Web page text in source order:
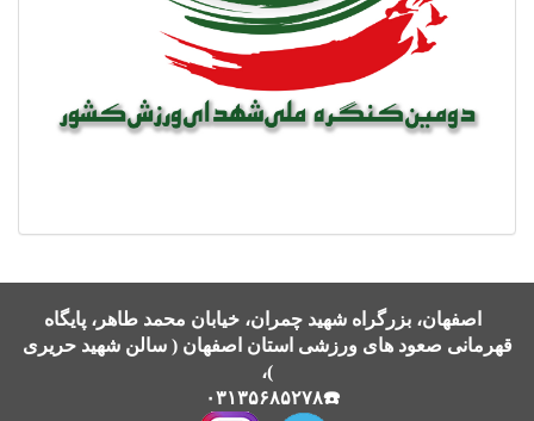
اصفهان، بزرگراه شهید چمران، خیابان محمد طاهر، پایگاه
قهرمانی صعود های ورزشی استان اصفهان ( سالن شهید حریری
)،
☎️۰۳۱۳۵۶۸۵۲۷۸